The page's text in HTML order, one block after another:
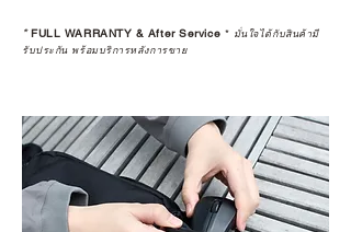
*FULL WARRANTY & After Service * มั่นใจได้กับสินค้ามี
รับประกัน พร้อมบริการหลังการขาย